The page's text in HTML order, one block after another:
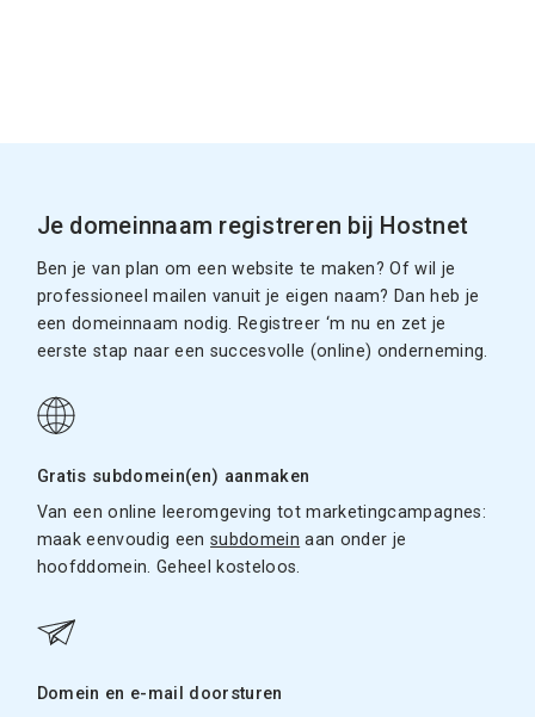
Je domeinnaam registreren bij Hostnet
Ben je van plan om een website te maken? Of wil je
professioneel mailen vanuit je eigen naam? Dan heb je
een domeinnaam nodig. Registreer ‘m nu en zet je
eerste stap naar een succesvolle (online) onderneming.
Gratis subdomein(en) aanmaken
Van een online leeromgeving tot marketingcampagnes:
maak eenvoudig eensubdomein aan onder je
hoofddomein. Geheel kosteloos.
Domein en e-mail doorsturen